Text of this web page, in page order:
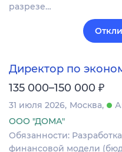
разрезе…
Директор по
135 000–150 000 ₽
31 июля 2026 Москва
ООО "ДОМА"
Обязанности:
финансовой модели